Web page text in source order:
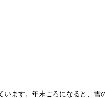
ます。年末ごろになると、